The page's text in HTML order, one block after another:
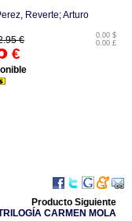
, Reverte; Arturo
€
€
0.00 $
0.00 £
Producto Siguiente
CARMEN MOLA